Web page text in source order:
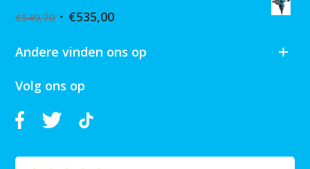
€549,70 €535,00
Andere vinden ons op
Volg ons op